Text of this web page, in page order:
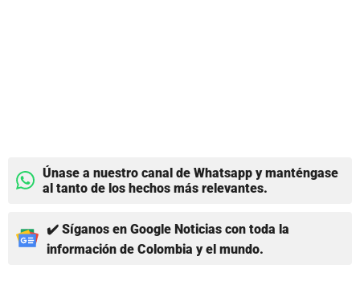
Únase a nuestro canal de Whatsapp y manténgase
al tanto de los hechos más relevantes.
✔️ Síganos en Google Noticias con toda la
información de Colombia y el mundo.